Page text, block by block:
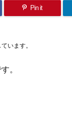
Pin it
います。
。